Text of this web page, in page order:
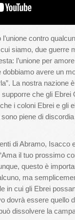
contro
siamo, due guerre
l’unione per amore
avere un
La nostra
che gli Ebrei
i coloni Ebrei e gli
piene di
di Abramo,
il tuo prossimo
questo è
ma
in cui gli Ebrei
dovrà essere quello
dissolvere la